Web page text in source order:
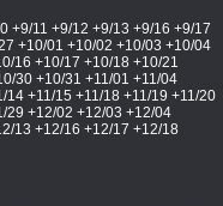
+9/11 +9/12 +9/13 +9/16 +9/17
+10/01 +10/02 +10/03 +10/04
16 +10/17 +10/18 +10/21
30 +10/31 +11/01 +11/04
14 +11/15 +11/18 +11/19 +11/20
29 +12/02 +12/03 +12/04
13 +12/16 +12/17 +12/18